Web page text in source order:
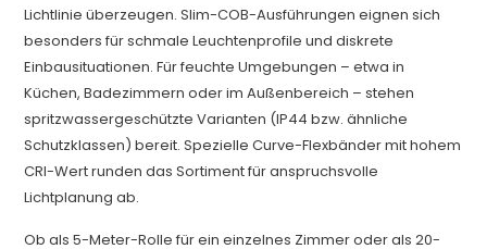
Lichtlinie überzeugen. Slim-COB-Ausführungen eignen sich
besonders für schmale Leuchtenprofile und diskrete
Einbausituationen. Für feuchte Umgebungen – etwa in
Küchen, Badezimmern oder im Außenbereich – stehen
spritzwassergeschützte Varianten (IP44 bzw. ähnliche
Schutzklassen) bereit. Spezielle Curve-Flexbänder mit hohem
CRI-Wert runden das Sortiment für anspruchsvolle
Lichtplanung ab.
Ob als 5-Meter-Rolle für ein einzelnes Zimmer oder als 20-